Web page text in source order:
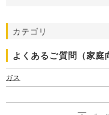
カテゴリ
よくあるご質問（家庭
ガス